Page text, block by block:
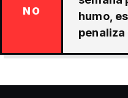
NO
humo,
penaliza